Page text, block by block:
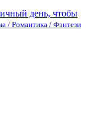
день, чтобы
/ Романтика / Фэнтези